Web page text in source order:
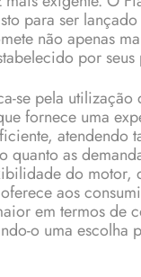
para ser
não apenas
por seus
se pela
fornece uma
atendendo
quanto as
do motor,
aos
em termos de
o uma escolha